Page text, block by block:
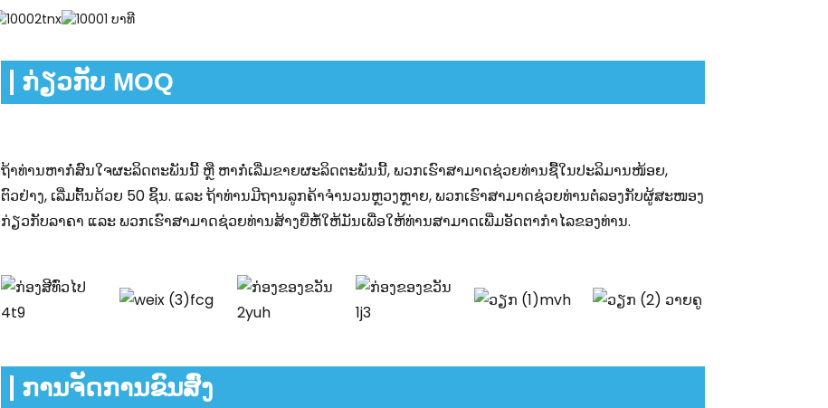
ກ່ຽວກັບ MOQ
ຖ້າທ່ານຫາກໍ່ສົນໃຈຜະລິດຕະພັນນີ້ ຫຼື ຫາກໍ່ເລີ່ມຂາຍຜະລິດຕະພັນນີ້, ພວກເຮົາສາມາດຊ່ວຍທ່ານຊື້ໃນປະລິມານໜ້ອຍ,
ຕົວຢ່າງ, ເລີ່ມຕົ້ນດ້ວຍ 50 ຊິ້ນ. ແລະ ຖ້າທ່ານມີຖານລູກຄ້າຈຳນວນຫຼວງຫຼາຍ, ພວກເຮົາສາມາດຊ່ວຍທ່ານຕໍ່ລອງກັບຜູ້ສະໜອງ
ກ່ຽວກັບລາຄາ ແລະ ພວກເຮົາສາມາດຊ່ວຍທ່ານສ້າງຍີ່ຫໍ້ໃຫ້ມັນເພື່ອໃຫ້ທ່ານສາມາດເພີ່ມອັດຕາກຳໄລຂອງທ່ານ.
ການຈັດການຂົນສົ່ງ